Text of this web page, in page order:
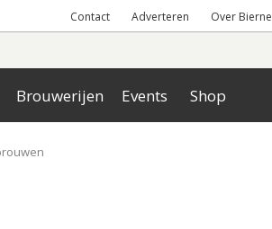
Contact Adverteren Over
Brouwerijen Events Shop